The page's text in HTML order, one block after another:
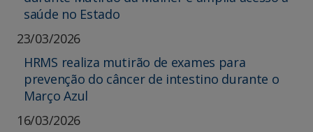
saúde no Estado
23/03/2026
HRMS realiza mutirão de exames para
prevenção do câncer de intestino durante o
Março Azul
16/03/2026